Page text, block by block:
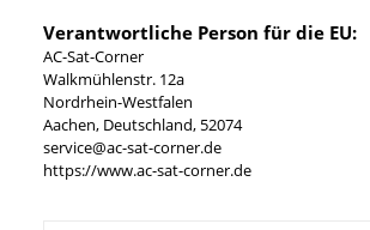
Verantwortliche Person für die EU:
AC-Sat-Corner
Walkmühlenstr. 12a
Nordrhein-Westfalen
Aachen, Deutschland, 52074
service@ac-sat-corner.de
https://www.ac-sat-corner.de